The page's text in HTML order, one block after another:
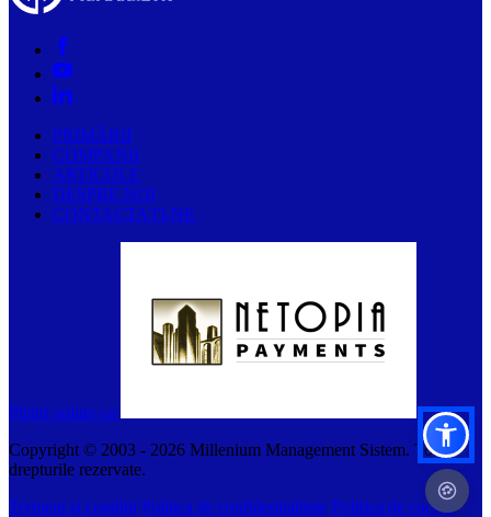
PRIMĂRII
COMPANII
ARTICOLE
DESPRE NOI
CONTACTAȚI-NE
Plătiți online cu
Copyright © 2003 - 2026 Millenium Management Sistem. Toate
drepturile rezervate.
Termeni și condiții Politica de confidentialitate Politica de cookie